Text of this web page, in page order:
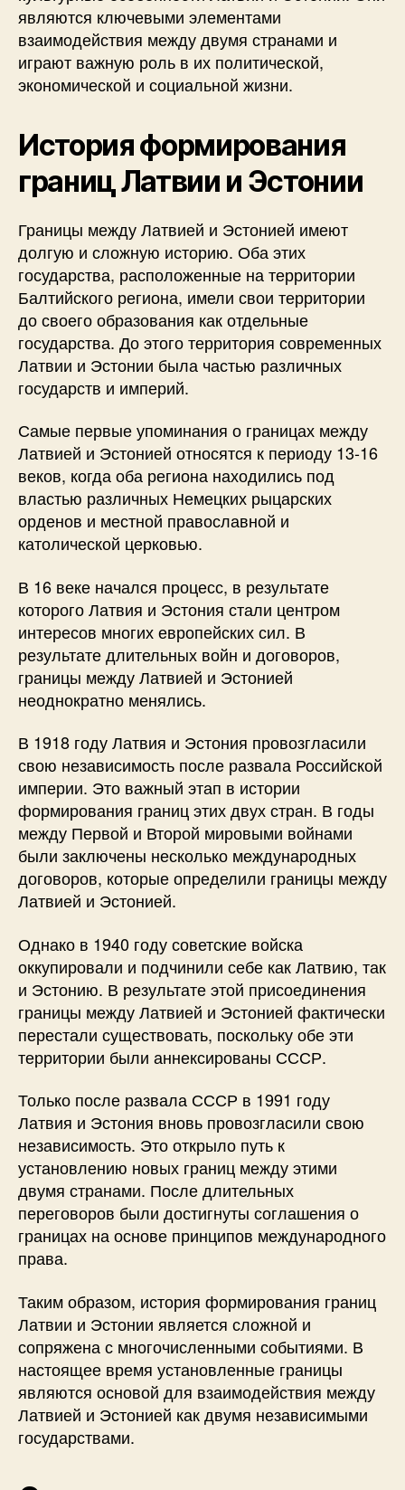
являются ключевыми элементами
взаимодействия между двумя странами и
играют важную роль в их политической,
экономической и социальной жизни.
История формирования
границ Латвии и Эстонии
Границы между Латвией и Эстонией имеют
долгую и сложную историю. Оба этих
государства, расположенные на территории
Балтийского региона, имели свои территории
до своего образования как отдельные
государства. До этого территория современных
Латвии и Эстонии была частью различных
государств и империй.
Самые первые упоминания о границах между
Латвией и Эстонией относятся к периоду 13-16
веков, когда оба региона находились под
властью различных Немецких рыцарских
орденов и местной православной и
католической церковью.
В 16 веке начался процесс, в результате
которого Латвия и Эстония стали центром
интересов многих европейских сил. В
результате длительных войн и договоров,
границы между Латвией и Эстонией
неоднократно менялись.
В 1918 году Латвия и Эстония провозгласили
свою независимость после развала Российской
империи. Это важный этап в истории
формирования границ этих двух стран. В годы
между Первой и Второй мировыми войнами
были заключены несколько международных
договоров, которые определили границы между
Латвией и Эстонией.
Однако в 1940 году советские войска
оккупировали и подчинили себе как Латвию, так
и Эстонию. В результате этой присоединения
границы между Латвией и Эстонией фактически
перестали существовать, поскольку обе эти
территории были аннексированы СССР.
Только после развала СССР в 1991 году
Латвия и Эстония вновь провозгласили свою
независимость. Это открыло путь к
установлению новых границ между этими
двумя странами. После длительных
переговоров были достигнуты соглашения о
границах на основе принципов международного
права.
Таким образом, история формирования границ
Латвии и Эстонии является сложной и
сопряжена с многочисленными событиями. В
настоящее время установленные границы
являются основой для взаимодействия между
Латвией и Эстонией как двумя независимыми
государствами.